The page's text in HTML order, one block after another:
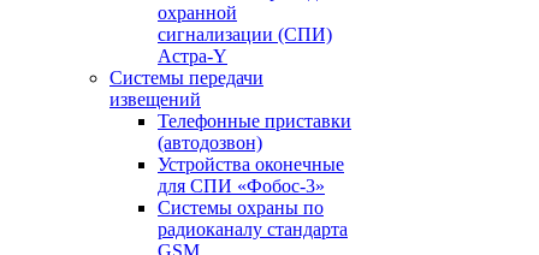
охранной
сигнализации (СПИ)
Астра-Y
Системы передачи
извещений
Телефонные приставки
(автодозвон)
Устройства оконечные
для СПИ «Фобос-3»
Системы охраны по
радиоканалу стандарта
GSM